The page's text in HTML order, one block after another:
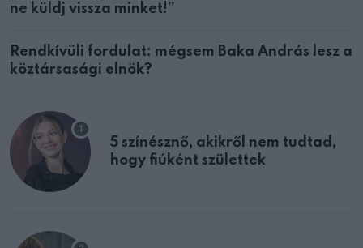
ne küldj vissza minket!”
Rendkívüli fordulat: mégsem Baka András lesz a
köztársasági elnök?
5 színésznő, akikről nem tudtad,
hogy fiúként születtek